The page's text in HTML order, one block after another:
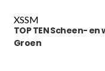
XSSM
TOP TEN Scheen-
Groen